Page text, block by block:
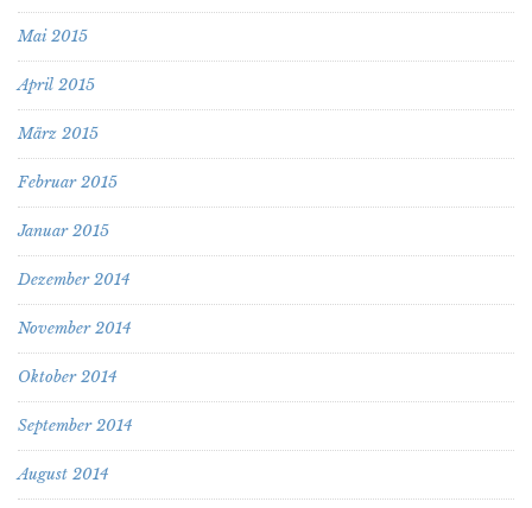
Mai 2015
April 2015
März 2015
Februar 2015
Januar 2015
Dezember 2014
November 2014
Oktober 2014
September 2014
August 2014